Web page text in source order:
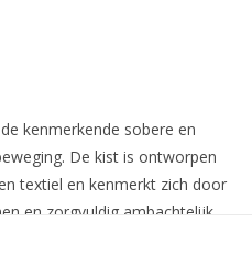
kenmerkende sobere en
De kist is ontworpen
textiel en kenmerkt zich door
en zorgvuldig ambachtelijk